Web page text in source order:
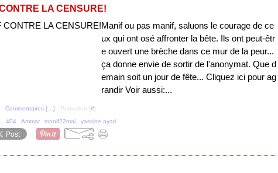
LA CENSURE!
Manif ou pas manif, saluons le courage de ce
ux qui ont osé affronter la bête. Ils ont peut-êtr
e ouvert une brèche dans ce mur de la peur...
ça donne envie de sortir de l'anonymat. Que d
emain soit un jour de fête... Cliquez ici pour ag
randir Voir aussi:...
- Commentaires [ ] - Permalien [#]
404 Ammar, manif22mai yassine ayari